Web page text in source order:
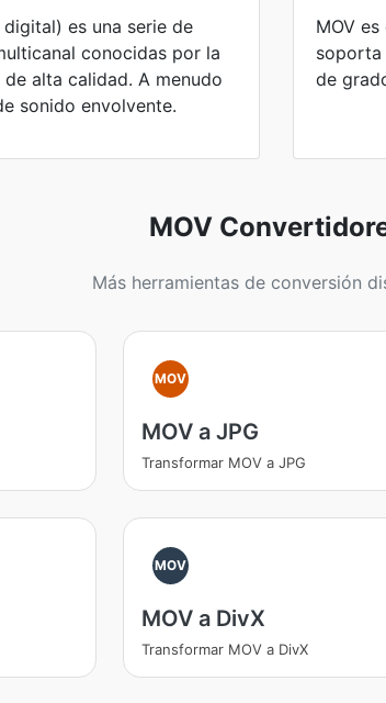
es una serie de
conocidas por la
alta calidad. A menudo
sonido envolvente.
MOV
soporta
de
MOV
Más herramientas de conversión
MOV
MOV a JPG
Transformar MOV a JPG
MOV
MOV a DivX
Transformar MOV a DivX